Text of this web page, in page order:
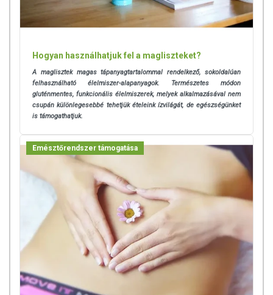
só, bors (0,9%), fokhagyma, fruktóz, fűszerek.
Nyomokban zellert, szójababot, szezámmagot és mogyorót
Az allergéneket lásd félkövérrel. A tasak oxigén-
abszorbenst tartalmaz, amely nem ehető és felbontás után
kidobandó!
Az étrend-kiegészítők az érvényben levő európai uniós
hagyományos étrend kiegészítését szolgálják, és koncentrált
formában tartalmaznak tápanyagokat. Bár az étrend-
kiegészítők kedvező élettani hatással rendelkezhetnek, amely
egyénenként eltérő lehet, jelölésük, megjelenítésük, és
reklámozásuk során nem engedélyezett a készítményeknek
betegséget megelőző vagy gyógyító hatást tulajdonítani.
A termék nem helyettesíti a kiegyensúlyozott, vegyes étrendet és
az egészséges életmódot! A termék nem gyógyít betegségeket!
A termék nem az orvosi kezelés helyettesítésére alkalmas!
Betegség esetén használatát beszélje meg kezelőorvosával. Az
ajánlott napi fogyasztási mennyiséget ne lépje túl! Ne szedje a
készítményt, ha az összetevők bármelyikére érzékeny vagy
Hogyan használhatjuk fel a magliszteket?
A maglisztek magas tápanyagtartalommal rendelkező, sokoldalúan
felhasználható élelmiszer-alapanyagok. Természetes módon
gluténmentes, funkcionális élelmiszerek, melyek alkalmazásával nem
csupán különlegesebbé tehetjük ételeink ízvilágát, de egészségünket
is támogathatjuk.
Emésztőrendszer támogatása